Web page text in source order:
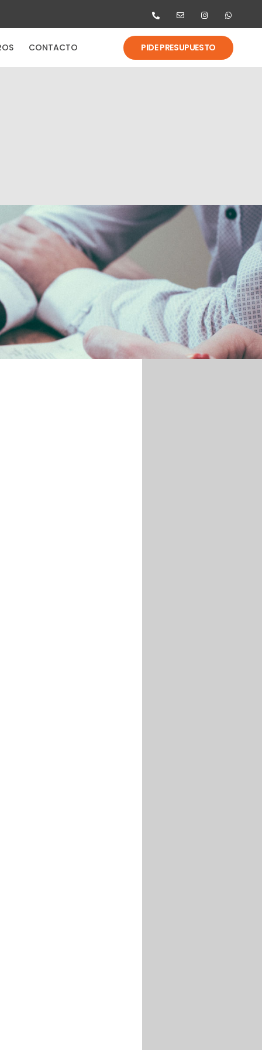
CONTACTO PIDE PRESUPUESTO